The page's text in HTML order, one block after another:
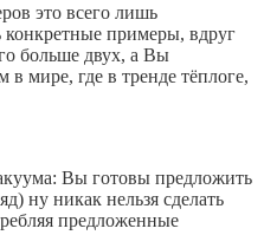
это всего лишь
примеры, вдруг
больше двух, а Вы
в мире, где в тренде тёплоге,
Вы готовы предложить
ну никак нельзя сделать
предложенные